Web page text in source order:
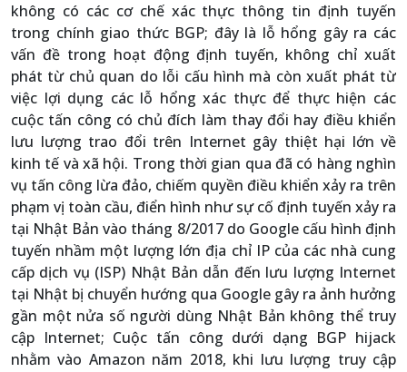
không có các cơ chế xác thực thông tin định tuyến
trong chính giao thức BGP; đây là lỗ hổng gây ra các
vấn đề trong hoạt động định tuyến, không chỉ xuất
phát từ chủ quan do lỗi cấu hình mà còn xuất phát từ
việc lợi dụng các lỗ hổng xác thực để thực hiện các
cuộc tấn công có chủ đích làm thay đổi hay điều khiển
lưu lượng trao đổi trên Internet gây thiệt hại lớn về
kinh tế và xã hội. Trong thời gian qua đã có hàng nghìn
vụ tấn công lừa đảo, chiếm quyền điều khiển xảy ra trên
phạm vị toàn cầu, điển hình như sự cố định tuyến xảy ra
tại Nhật Bản vào tháng 8/2017 do Google cấu hình định
tuyến nhầm một lượng lớn địa chỉ IP của các nhà cung
cấp dịch vụ (ISP) Nhật Bản dẫn đến lưu lượng Internet
tại Nhật bị chuyển hướng qua Google gây ra ảnh hưởng
gần một nửa số người dùng Nhật Bản không thể truy
cập Internet; Cuộc tấn công dưới dạng BGP hijack
nhằm vào Amazon năm 2018, khi lưu lượng truy cập